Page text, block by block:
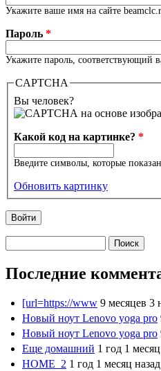
Укажите ваше имя на сайте
Пароль *
Укажите пароль, соответствующий
CAPTCHA
Вы человек?
Какой код на картинке? *
Введите символы, которые
Обновить картинку
Последние
[url=https://www 9 месяцев 3
Новый ноут Lenovo yoga pro
Новый ноут Lenovo yoga pro
Еще домашний 1 год 1
HOME_2 1 год 1 месяц назад